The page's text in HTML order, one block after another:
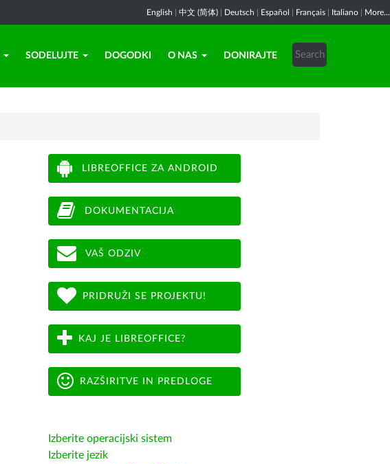
English 中文 (简体) Deutsch Español Français Italiano More...
SODELUJTE DOGODKI O NAS DONIRAJTE
LIBREOFFICE ZA ANDROID
DOKUMENTACIJA
VAŠ ODZIV
PRIDRUŽI SE PROJEKTU!
KAJ JE LIBREOFFICE?
RAZŠIRITVE IN PREDLOGE
Izberite operacijski sistem
Izberite jezik